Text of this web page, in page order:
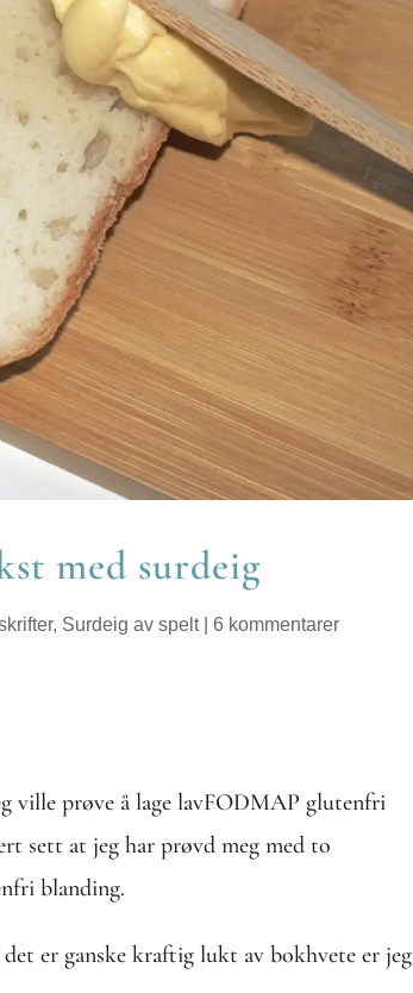
med surdeig
, Surdeig av spelt| 6 kommentarer
ville prøve å lage lavFODMAP glutenfri
sett at jeg har prøvd meg med to
blanding.
er ganske kraftig lukt av bokhvete er jeg